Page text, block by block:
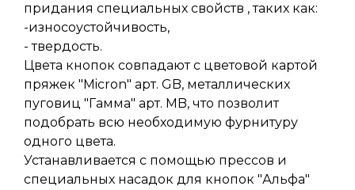
придания специальных свойств , таких как:
-износоустойчивость,
- твердость.
Цвета кнопок совпадают с цветовой картой
пряжек "Micron" арт. GB, металлических
пуговиц "Гамма" арт. MB, что позволит
подобрать всю необходимую фурнитуру
одного цвета.
Устанавливается с помощью прессов и
специальных насадок для кнопок "Альфа"